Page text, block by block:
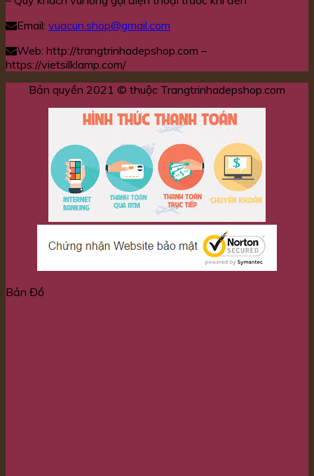
Email: vuacun.shop@gmail.com
Web: http://trangtrinhadepshop.com –
https://vietsilklamp.com/
Bản quyền 2021 © thuộc Trangtrinhadepshop.com
Bản Đồ